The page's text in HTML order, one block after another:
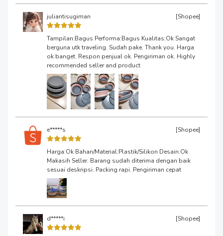
juliantisugiman [Shopee]
Tampilan:Bagus Performa:Bagus Kualitas:Ok Sangat
berguna utk traveling. Sudah pake. Thank you. Harga
ok banget. Respon penjual ok. Pengiriman ok. Highly
recommended seller and product
e*****s [Shopee]
Harga:Ok Bahan/Material:Plastik/Silikon Desain:Ok
Makasih Seller. Barang sudah diterima dengan baik
sesuai deskripsi. Packing rapi. Pengiriman cepat
d*****i [Shopee]